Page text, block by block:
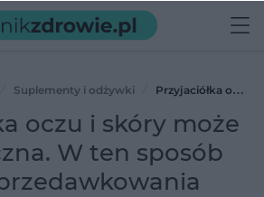
Suplementy i odżywki
Przyjaciółka oczu i
W ten sposób unikniesz
oczu i skóry może
W ten sposób